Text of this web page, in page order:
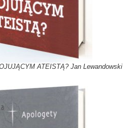
ATEISTĄ? Jan Lewandowski